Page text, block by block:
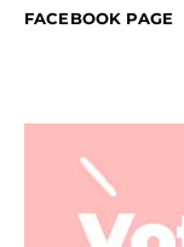
FACEBOOK PAGE